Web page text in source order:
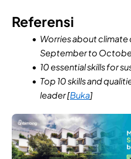
Referensi
Worries about climate
September to
10 essential skills for
Top 10 skills and
leader [Buka]